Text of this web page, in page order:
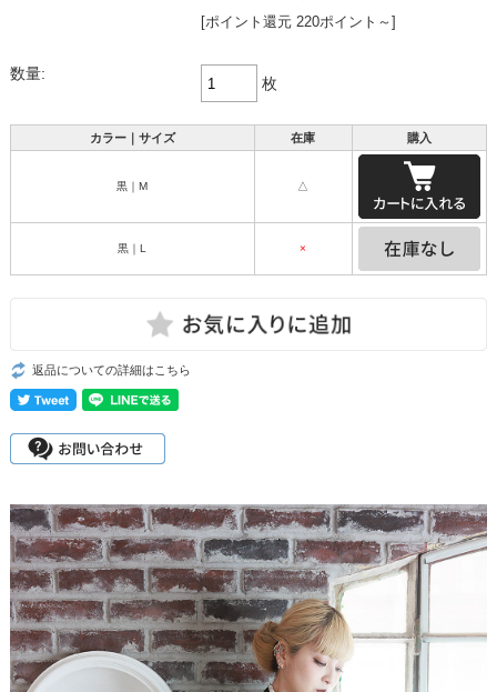
[ポイント還元 220ポイント～]
数量:
枚
カラー｜サイズ 在庫 購入
黒｜M △
黒｜L ×
返品についての詳細はこちら